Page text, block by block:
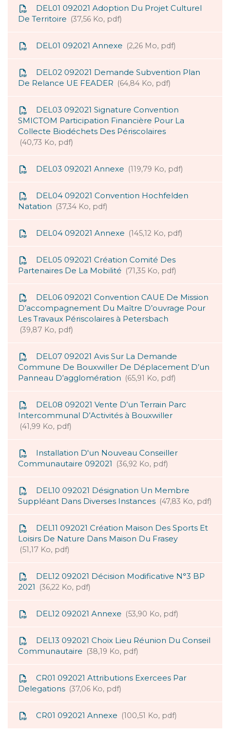
DEL01 092021 Adoption Du Projet Culturel
De Territoire
37,56 Ko, pdf
DEL01 092021 Annexe 2,26 Mo, pdf
DEL02 092021 Demande Subvention Plan
De Relance UE FEADER
64,84 Ko, pdf
DEL03 092021 Signature Convention
SMICTOM Participation Financière Pour La
Collecte Biodéchets Des Périscolaires
40,73 Ko, pdf
DEL03 092021 Annexe 119,79 Ko, pdf
DEL04 092021 Convention Hochfelden
Natation
37,34 Ko, pdf
DEL04 092021 Annexe 145,12 Ko, pdf
DEL05 092021 Création Comité Des
Partenaires De La Mobilité
71,35 Ko, pdf
DEL06 092021 Convention CAUE De Mission
D’accompagnement Du Maître D’ouvrage Pour
Les Travaux Périscolaires à Petersbach
39,87 Ko, pdf
DEL07 092021 Avis Sur La Demande
Commune De Bouxwiller De Déplacement D’un
Panneau D’agglomération
65,91 Ko, pdf
DEL08 092021 Vente D’un Terrain Parc
Intercommunal D’Activités à Bouxwiller
41,99 Ko, pdf
Installation D'un Nouveau Conseiller
Communautaire 092021
36,92 Ko, pdf
DEL10 092021 Désignation Un Membre
Suppléant Dans Diverses Instances
47,83 Ko, pdf
DEL11 092021 Création Maison Des Sports Et
Loisirs De Nature Dans Maison Du Frasey
51,17 Ko, pdf
DEL12 092021 Décision Modificative N°3 BP
2021
36,22 Ko, pdf
DEL12 092021 Annexe 53,90 Ko, pdf
DEL13 092021 Choix Lieu Réunion Du Conseil
Communautaire
38,19 Ko, pdf
CR01 092021 Attributions Exercees Par
Delegations
37,06 Ko, pdf
CR01 092021 Annexe 100,51 Ko, pdf